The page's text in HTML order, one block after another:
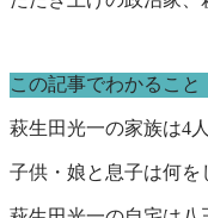
この記事でわかること
萩生田光一の家族は4
子供・娘と息子は何を